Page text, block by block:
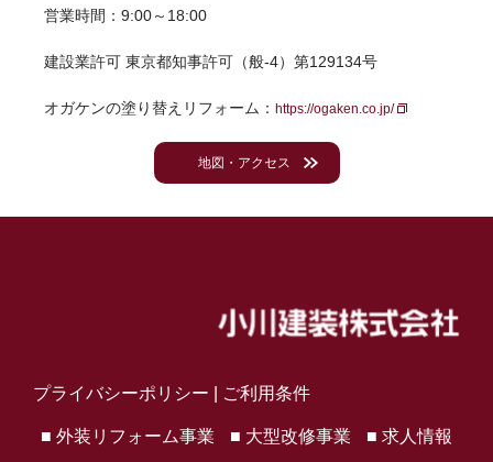
営業時間：9:00～18:00
建設業許可 東京都知事許可（般-4）第129134号
オガケンの塗り替えリフォーム： https://ogaken.co.jp/
地図・アクセス
プライバシーポリシー ご利用条件
■ 外装リフォーム事業 ■ 大型改修事業 ■ 求人情報